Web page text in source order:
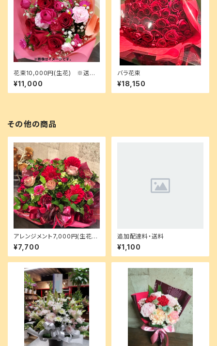
花束10,000円(生花) ※送料
込
¥11,000
バラ花束
¥18,150
その他の商品
アレンジメント7,000円(生花)
※送料込
¥7,700
追加配達料・送料
¥1,100